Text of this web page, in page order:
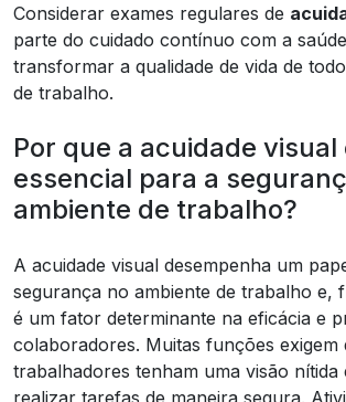
Considerar exames regulares de
parte do cuidado contínuo com a
transformar a qualidade de vida de
de trabalho.
Por que a acuidade visual
essencial para a
ambiente de trabalho?
A acuidade visual desempenha um
segurança no ambiente de trabalho e,
é um fator determinante na eficácia e
colaboradores. Muitas funções exigem
trabalhadores tenham uma visão nítida
realizar tarefas de maneira segura.